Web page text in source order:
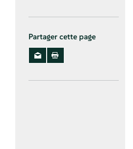
Partager cette page